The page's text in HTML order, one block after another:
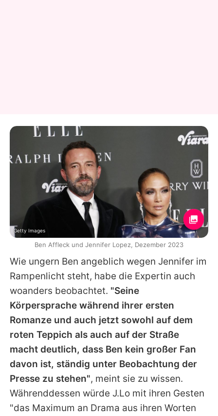
Wie ungern Ben angeblich wegen Jennifer im
Rampenlicht steht, habe die Expertin auch
woanders beobachtet. "Seine
Körpersprache während ihrer ersten
Romanze und auch jetzt sowohl auf dem
roten Teppich als auch auf der Straße
macht deutlich, dass Ben kein großer Fan
davon ist, ständig unter Beobachtung der
Presse zu stehen", meint sie zu wissen.
Währenddessen würde J.Lo mit ihren Gesten
"das Maximum an Drama aus ihren Worten
Getty Images
Ben Affleck und Jennifer Lopez, Dezember 2023